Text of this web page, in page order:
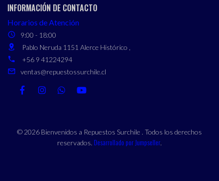
INFORMACIÓN DE CONTACTO
Horarios de Atención
9:00 - 18:00
Pablo Neruda 1151 Alerce Histórico ,
+56 9 41224294
ventas@repuestossurchile.cl
© 2026 Bienvenidos a Repuestos Surchile . Todos los derechos
reservados. Desarrollado por Jumpseller.